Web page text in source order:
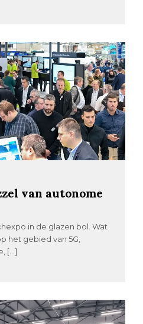
van autonome
in de glazen bol. Wat
het gebied van 5G,
[…]